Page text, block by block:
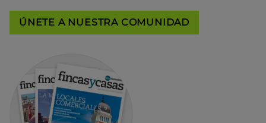
ÚNETE A NUESTRA COMUNIDAD